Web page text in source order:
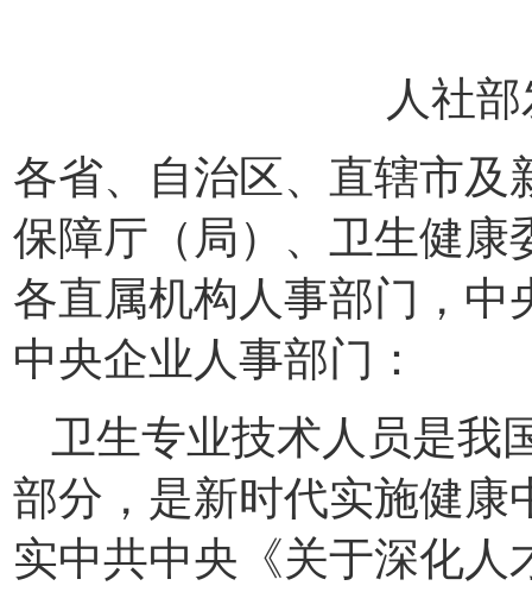
人社
各省、自治区、直辖市及
保障厅（局）、卫生健康
各直属机构人事部门，中
中央企业人事部门：
卫生专业技术人员是我
部分，是新时代实施健康
实中共中央《关于深化人